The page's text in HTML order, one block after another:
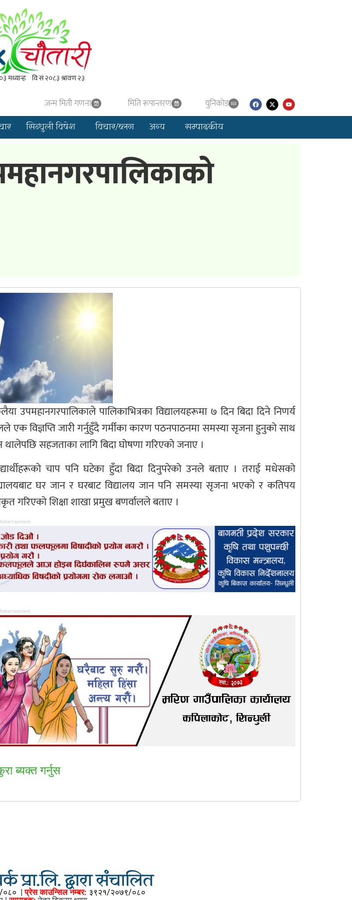
जन्म मिती गणना मिति रूपान्तरण युनिकाेड
सिन्धुली विषेश विचार/ब्लग अन्य सम्पादकीय
उपमहानगरपालिकाले पालिकाभित्रका विद्यालयहरूमा ७ दिन बिदा दिने निणर्य
एक विज्ञप्ति जारी गर्नुहुँदै गर्मीका कारण पठनपाठनमा समस्या सृजना हुनुको साथ
सहजताका लागि बिदा घोषणा गरिएको जनाए ।
चाप पनि घटेका हुँदा बिदा दिनुपरेको उनले बताए । तराई मधेसको
घर जान र घरबाट विद्यालय जान पनि समस्या सृजना भएको र कतिपय
गरिएको शिक्षा शाखा प्रमुख बणर्वालले बताए ।
Advertisement
Advertisement
ब्यक्त गर्नुस
द्वारा संचालित
०८० |प्रेस काउन्सिल नम्बर: ३९२१/२०७९/०८०